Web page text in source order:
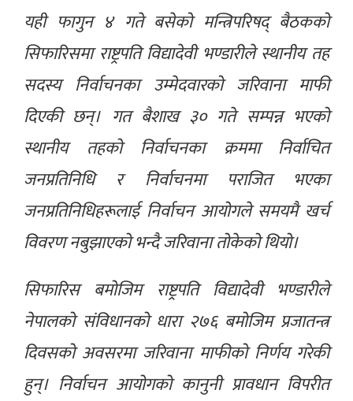
यही फागुन ४ गते बसेको मन्त्रिपरिषद् बैठकको
सिफारिसमा राष्ट्रपति विद्यादेवी भण्डारीले स्थानीय तह
सदस्य निर्वाचनका उम्मेदवारको जरिवाना माफी
दिएकी छन्। गत बैशाख ३० गते सम्पन्न भएको
स्थानीय तहको निर्वाचनका क्रममा निर्वाचित
जनप्रतिनिधि र निर्वाचनमा पराजित भएका
जनप्रतिनिधिहरूलाई निर्वाचन आयोगले समयमै खर्च
विवरण नबुझाएको भन्दै जरिवाना तोकेको थियो।
सिफारिस बमोजिम राष्ट्रपति विद्यादेवी भण्डारीले
नेपालको संविधानको धारा २७६ बमोजिम प्रजातन्त्र
दिवसको अवसरमा जरिवाना माफीको निर्णय गरेकी
हुन्। निर्वाचन आयोगको कानुनी प्रावधान विपरीत